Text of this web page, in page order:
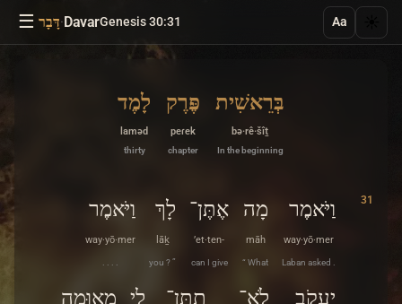
☰ דָּבָר·DavarGenesis 30:31 Aa
בְּרֵאשִׁית
bə·rê·šîṯ
In the beginning
פֶּרֶק
peɾek
chapter
לָמֶד
laməd
thirty
31 וַיֹּאמֶר
way·yō·mer
Laban asked .
מָה
māh
“ What
אֶתֶּן־
’et·ten-
can I give
לָךְ
lāḵ
you ? ”
וַיֹּאמֶר
way·yō·mer
. . . .
יַעֲקֹב לֹא־ תִתֶּן־ לִי מְאוּמָה